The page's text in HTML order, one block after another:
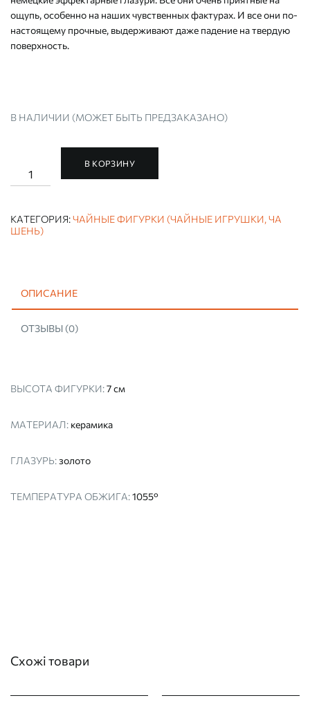
ощупь, особенно на наших чувственных фактурах. И все они по-
настоящему прочные, выдерживают даже падение на твердую
поверхность.
В НАЛИЧИИ (МОЖЕТ БЫТЬ ПРЕДЗАКАЗАНО)
Количество
ЧАЙНАЯ
РОБОТЫ
"АУРУМ"
(ИГРУШКА,
В КОРЗИНУ
КАТЕГОРИЯ:ЧАЙНЫЕ ФИГУРКИ (ЧАЙНЫЕ ИГРУШКИ, ЧА
ШЕНЬ)
ОПИСАНИЕ
ОТЗЫВЫ (0)
ВЫСОТА ФИГУРКИ:7 см
МАТЕРИАЛ: керамика
ГЛАЗУРЬ:золото
ТЕМПЕРАТУРА ОБЖИГА:1055°
Схожі товари